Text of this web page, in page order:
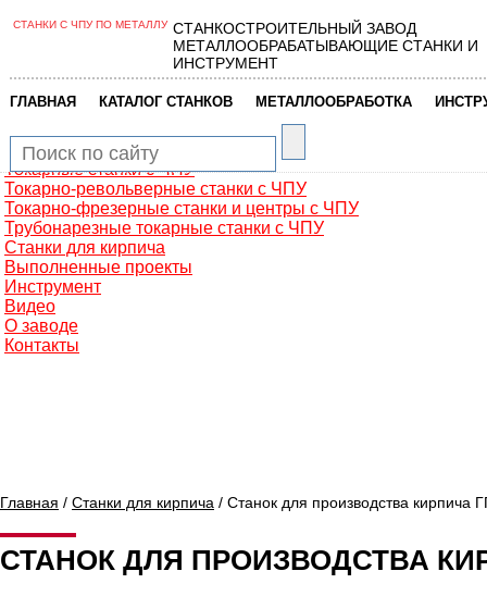
Главная
Фрезерные обрабатывающие центры
Сверлильно-фрезерные станки
Промышленные роботы манипуляторы
Токарные автоматы с ЧПУ
Токарные станки с ЧПУ
Токарно-револьверные станки с ЧПУ
Токарно-фрезерные станки и центры с ЧПУ
Трубонарезные токарные станки с ЧПУ
Станки для кирпича
Выполненные проекты
Инструмент
Видео
О заводе
Контакты
СТАНКИ С ЧПУ ПО МЕТАЛЛУ СТАНКОСТРОИТЕЛЬНЫЙ ЗАВОД
МЕТАЛЛООБРАБАТЫВАЮЩИЕ СТАНКИ И
ИНСТРУМЕНТ
ГЛАВНАЯ КАТАЛОГ СТАНКОВ МЕТАЛЛООБРАБОТКА
Главная / Станки для кирпича / Станок для производства кирпича
СТАНОК ДЛЯ ПРОИЗВОДСТВА